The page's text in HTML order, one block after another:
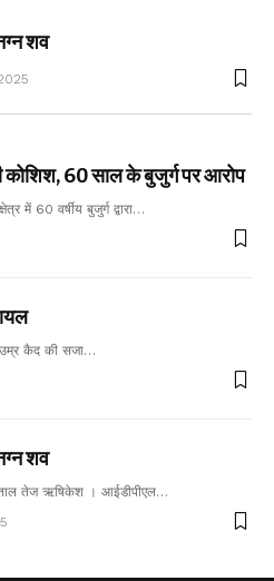
शव
कोशिश, 60 साल के बुजुर्ग पर आरोप
में 60 वर्षीय बुजुर्ग द्वारा…
उम्र कैद की सजा…
शव
तेज ऋषिकेश । आईडीपीएल…